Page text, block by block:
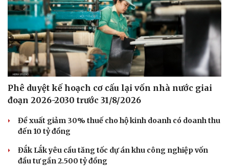
Phê duyệt kế hoạch cơ cấu lại vốn nhà nước giai
đoạn 2026-2030 trước 31/8/2026
Đề xuất giảm 30% thuế cho hộ kinh doanh có doanh thu
đến 10 tỷ đồng
Đắk Lắk yêu cầu tăng tốc dự án khu công nghiệp vốn
đầu tư gần 2.500 tỷ đồng